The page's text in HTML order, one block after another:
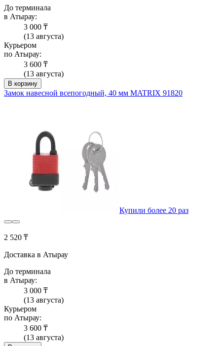
До терминала
в Атырау:
3 000 ₸
(13 августа)
Курьером
по Атырау:
3 600 ₸
(13 августа)
В корзину
Замок навесной всепогодный, 40 мм MATRIX 91820
Купили более 20 раз
2 520 ₸
Доставка в Атырау
До терминала
в Атырау:
3 000 ₸
(13 августа)
Курьером
по Атырау:
3 600 ₸
(13 августа)